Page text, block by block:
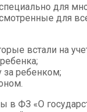
для
для
встали на
за ребенком;
в ФЗ «О